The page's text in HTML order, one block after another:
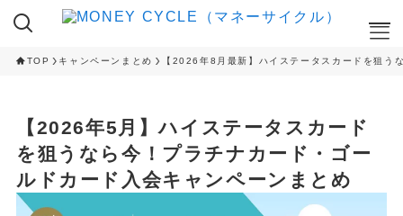
NISA
iDeCo
RANKING
TOP キャンペーンまとめ 【2026年8月最新】ハイステータスカードを狙う
【2026年5月】ハイステータスカード
を狙うなら今！プラチナカード・ゴー
ルドカード入会キャンペーンまとめ